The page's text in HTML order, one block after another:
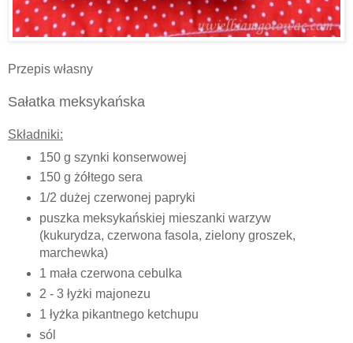
Przepis własny
Sałatka meksykańska
Składniki:
150 g szynki konserwowej
150 g żółtego sera
1/2 dużej czerwonej papryki
puszka meksykańskiej mieszanki warzyw
(kukurydza, czerwona fasola, zielony groszek,
marchewka)
1 mała czerwona cebulka
2 - 3 łyżki majonezu
1 łyżka pikantnego ketchupu
sól